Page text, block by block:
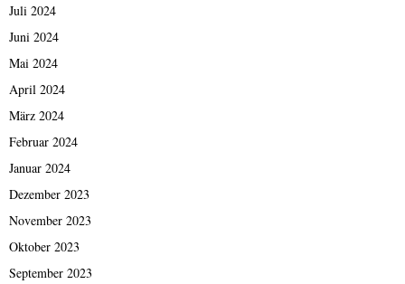
Juli 2024
Juni 2024
Mai 2024
April 2024
März 2024
Februar 2024
Januar 2024
Dezember 2023
November 2023
Oktober 2023
September 2023